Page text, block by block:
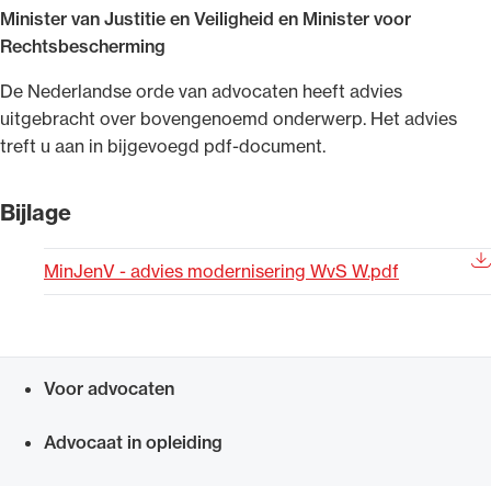
Minister van Justitie en Veiligheid en Minister voor
Rechtsbescherming
​De Nederlandse orde van advocaten heeft advies
uitgebracht over bovengenoemd onderwerp. Het advies
treft u aan in bijgevoegd pdf-document.
Bijlage
MinJenV - advies modernisering WvS W.pdf
Voor advocaten
Advocaat in opleiding
Uitgelicht
de advocatuur (Voda) en de Regeling op de